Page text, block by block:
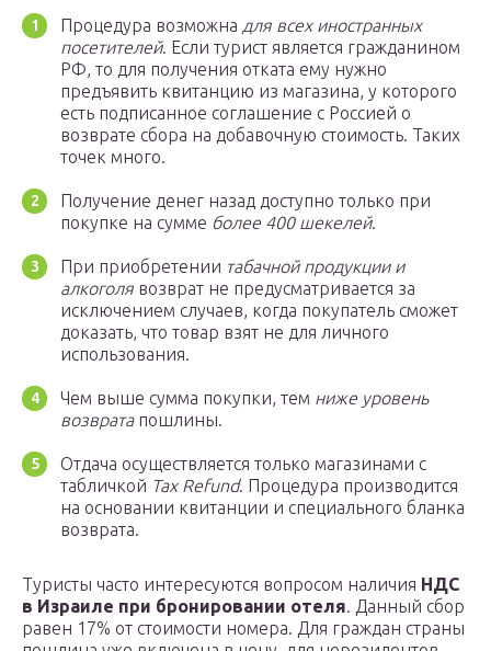
Процедура возможна для всех иностранных
посетителей. Если турист является гражданином
РФ, то для получения отката ему нужно
предъявить квитанцию из магазина, у которого
есть подписанное соглашение с Россией о
возврате сбора на добавочную стоимость. Таких
точек много.
Получение денег назад доступно только при
покупке на сумме более 400 шекелей.
При приобретении табачной продукции и
алкоголя возврат не предусматривается за
исключением случаев, когда покупатель сможет
доказать, что товар взят не для личного
использования.
Чем выше сумма покупки, тем ниже уровень
возвратапошлины.
Отдача осуществляется только магазинами с
табличкой Tax Refund. Процедура производится
на основании квитанции и специального бланка
возврата.
Туристы часто интересуются вопросом наличия НДС
в Израиле при бронировании отеля. Данный сбор
равен 17% от стоимости номера. Для граждан страны